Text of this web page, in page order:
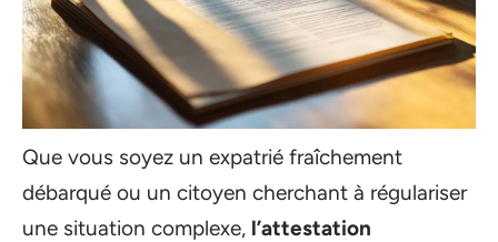
Que vous soyez un expatrié fraîchement
débarqué ou un citoyen cherchant à régulariser
une situation complexe, l’attestation